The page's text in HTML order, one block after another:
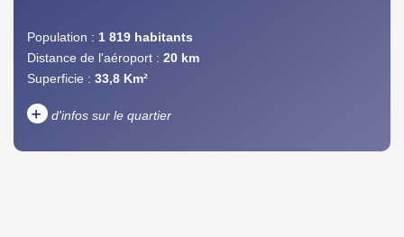
Population : 1 819 habitants
Distance de l'aéroport : 20 km
Superficie : 33,8 Km²
+ d'infos sur le quartier